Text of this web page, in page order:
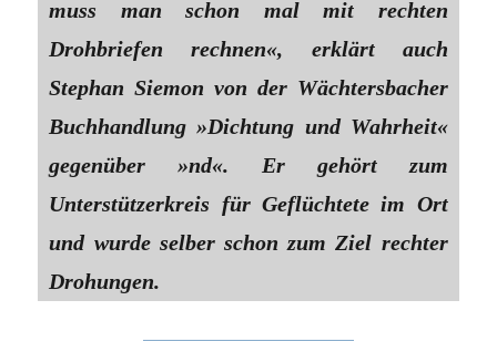
muss man schon mal mit rechten
Drohbriefen rechnen«, erklärt auch
Stephan Siemon von der Wächtersbacher
Buchhandlung »Dichtung und Wahrheit«
gegenüber »nd«. Er gehört zum
Unterstützerkreis für Geflüchtete im Ort
und wurde selber schon zum Ziel rechter
Drohungen.